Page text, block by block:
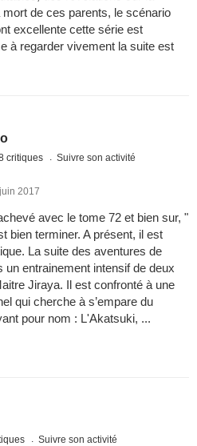
de ces parents, le scénario
excellente cette série est
à regarder vivement la suite est
critiques Suivre son activité
2017
avec le tome 72 et bien sur, "
bien terminer. A présent, il est
La suite des aventures de
entrainement intensif de deux
Jiraya. Il est confronté à une
qui cherche à s’empare du
pour nom : L'Akatsuki, ...
Suivre son activité